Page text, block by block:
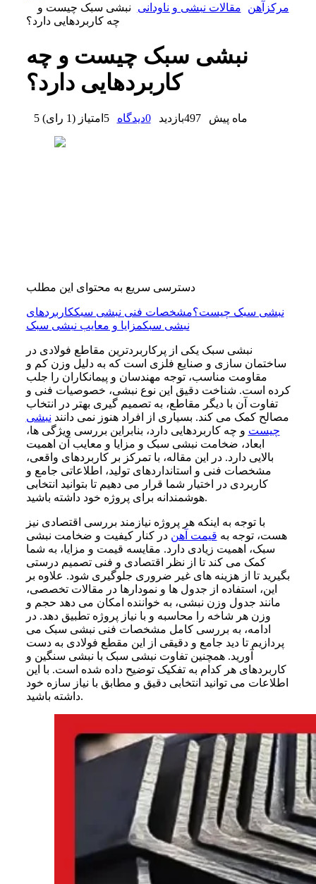
مرکزآهن
مقالات نبشی و ناودانی
نبشی سبک چیست و
چه کاربردهایی دارد؟
نبشی سبک چیست و چه
کاربردهایی دارد؟
5 ماه پیش 497بازدید 0دیدگاه 5 امتیاز (1 رای )
دسترسی سریع به محتوای این مطلب
نبشی سبک چیست؟مشخصات فنی نبشی سبککاربردهای
نبشی سبکمزایا و معایب نبشی سبک
نبشی سبک یکی از پرکاربردترین مقاطع فولادی در
ساختمان سازی و صنایع فلزی است که به دلیل وزن کم و
مقاومت مناسب، توجه مهندسان و پیمانکاران را جلب
کرده است. شناخت دقیق این نوع نبشی، خصوصیات فنی و
تفاوت آن با دیگر مقاطع، به تصمیم گیری بهتر در انتخاب
مصالح کمک می کند. بسیاری از افراد هنوز نمی دانند نبشی
چیست و چه کاربردهایی دارد، بنابراین بررسی ویژگی ها،
ابعاد، ضخامت نبشی سبک و مزایا و معایب آن اهمیت
بالایی دارد. در این مقاله، با تمرکز بر کاربردهای واقعی،
مشخصات فنی و استانداردهای تولید، اطلاعاتی جامع و
کاربردی در اختیار شما قرار می دهیم تا بتوانید انتخابی
هوشمندانه برای پروژه خود داشته باشید.
با توجه به اینکه هر پروژه نیازمند بررسی اقتصادی نیز
هست، توجه به قیمت آهن در کنار کیفیت و ضخامت نبشی
سبک، اهمیت زیادی دارد. مقایسه قیمت و مزایا، به شما
کمک می کند تا از نظر اقتصادی و فنی تصمیم درستی
بگیرید تا از هزینه های غیر ضروری جلوگیری شود. علاوه بر
این، استفاده از جدول ها و نمودارها در مقالات تخصصی،
مانند جدول وزن نبشی، به خواننده امکان می دهد حجم و
وزن هر شاخه را محاسبه و با نیاز پروژه تطبیق دهد. در
ادامه، به بررسی کامل مشخصات فنی نبشی سبک می
پردازیم تا دید جامع و دقیقی از این مقطع فولادی به دست
آورید. همچنین تفاوت نبشی سبک با نبشی سنگین و
کاربردهای هر کدام به تفکیک توضیح داده شده است. با این
اطلاعات می توانید انتخابی دقیق و مطابق با نیاز سازه خود
داشته باشید.